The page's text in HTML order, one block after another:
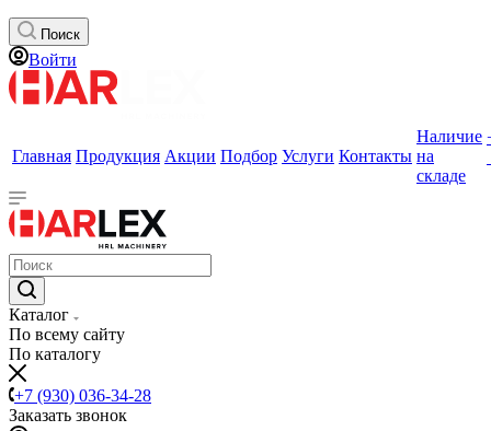
Поиск
Войти
Главная Продукция Акции Подбор Услуги Контакты
Наличие
на
складе
Каталог
По всему сайту
По каталогу
+7 (930) 036-34-28
Заказать звонок